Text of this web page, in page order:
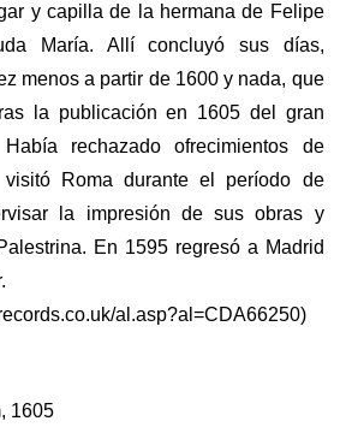
y capilla de la hermana de Felipe
María. Allí concluyó sus días,
menos a partir de 1600 y nada, que
la publicación en 1605 del gran
rechazado ofrecimientos de
Roma durante el período de
la impresión de sus obras y
En 1595 regresó a Madrid
al.asp?al=CDA66250)
1605